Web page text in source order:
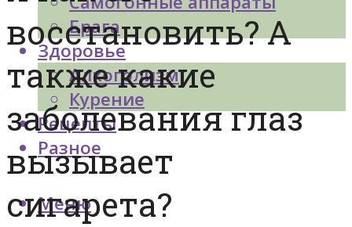
Брага
Здоровье
Алкоголизм
Курение
Рецепты
Разное
Меню
восстановить? А
также какие
заболевания глаз
вызывает
сигарета?